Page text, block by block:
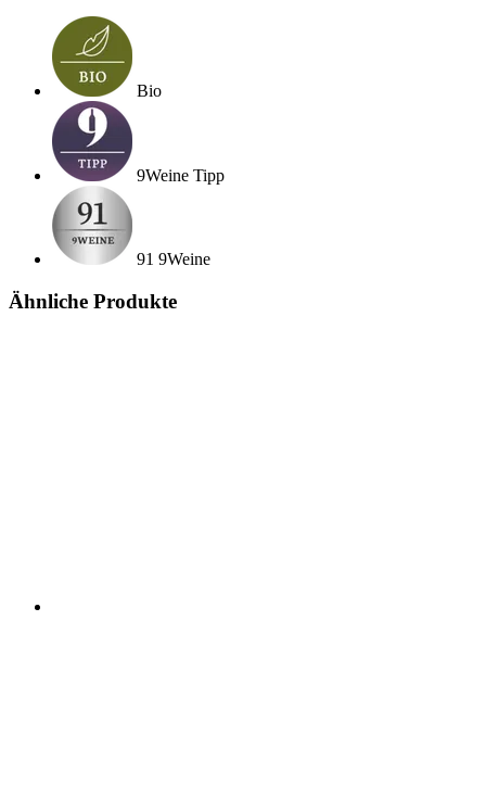
Bio
9Weine Tipp
91 9Weine
Ähnliche Produkte